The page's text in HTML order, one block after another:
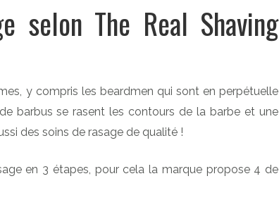
selon The Real Shaving
y compris les beardmen qui sont en perpétuelle
barbus se rasent les contours de la barbe et une
des soins de rasage de qualité !
en 3 étapes, pour cela la marque propose 4 de